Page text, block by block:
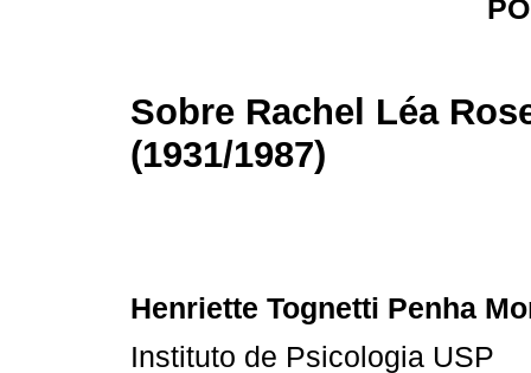
Sobre Rachel Léa
(1931/1987)
Henriette Tognetti Penha
Instituto de Psicologia USP